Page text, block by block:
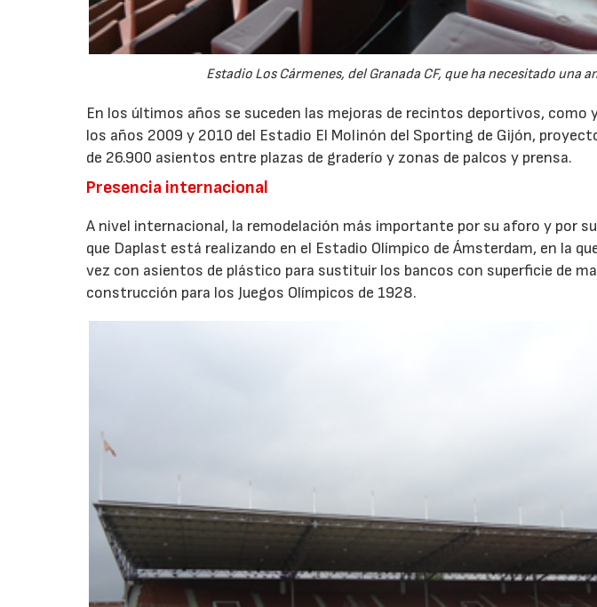
Estadio Los Cármenes, del Granada CF, que ha necesitado una
En los últimos años se suceden las mejoras de recintos deportivos, como
los años 2009 y 2010 del Estadio El Molinón del Sporting de Gijón,
de 26.900 asientos entre plazas de graderío y zonas de palcos y prensa.
Presencia internacional
A nivel internacional, la remodelación más importante por su aforo y por
que Daplast está realizando en el Estadio Olímpico de Ámsterdam, en la
vez con asientos de plástico para sustituir los bancos con superficie de
construcción para los Juegos Olímpicos de 1928.